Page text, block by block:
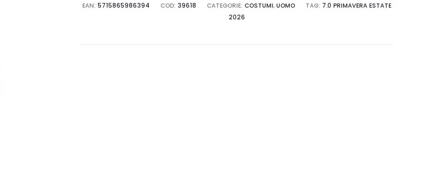
EAN: 5715865986394 COD: 39618 CATEGORIE: COSTUMI, UOMO TAG: 7.0 PRIMAVERA ESTATE
2026